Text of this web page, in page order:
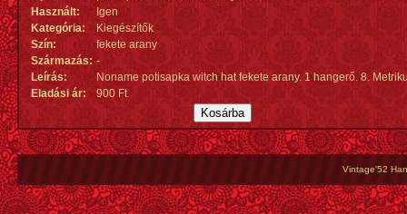
Használt:
Igen
Kategória:
Kiegészítők
Szín:
fekete arany
Származás: -
Leírás:
Noname potisapka witch hat fekete arany. 1 hangerő. 8.
Eladási ár:
900 Ft
Vintage'52